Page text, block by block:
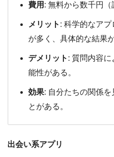
費用 : 無料から数千円（
メリット : 科学的なア
が多く、具体的な結果
デメリット : 質問内容
能性がある。
効果: 自分たちの関係
とがある。
出会い系アプリ